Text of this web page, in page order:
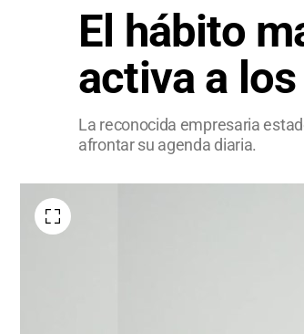
El hábito
activa a
La reconocida empresaria
afrontar su agenda diaria.